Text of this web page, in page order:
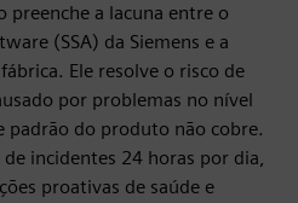
preenche a lacuna entre o
(SSA) da Siemens e a
Ele resolve o risco de
por problemas no nível
padrão do produto não cobre.
de incidentes 24 horas por dia,
proativas de saúde e